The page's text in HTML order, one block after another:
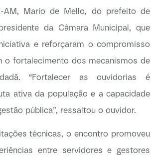
AM, Mario de Mello, do prefeito de
da Câmara Municipal, que
e reforçaram o compromisso
o fortalecimento dos mecanismos de
“Fortalecer as ouvidorias é
ativa da população e a capacidade
pública”, ressaltou o ouvidor.
técnicas, o encontro promoveu
entre servidores e gestores